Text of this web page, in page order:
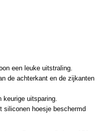
een leuke uitstraling.
de achterkant en de zijkanten
keurige uitsparing.
siliconen hoesje beschermd